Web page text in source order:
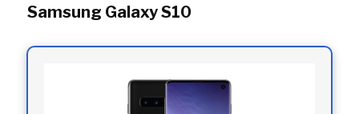
Samsung Galaxy S10